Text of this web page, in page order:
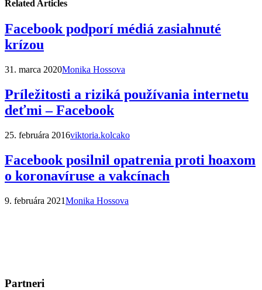
Related Articles
Facebook podporí médiá zasiahnuté
krízou
31. marca 2020Monika Hossova
Príležitosti a riziká používania internetu
deťmi – Facebook
25. februára 2016viktoria.kolcako
Facebook posilnil opatrenia proti hoaxom
o koronavíruse a vakcínach
9. februára 2021Monika Hossova
Partneri